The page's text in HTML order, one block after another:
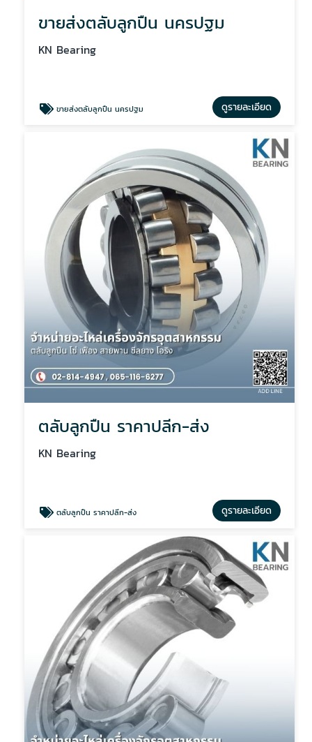
ขายส่งตลับลูกปืน นครปฐม
KN Bearing
ขายส่งตลับลูกปืน นครปฐม ดูรายละเอียด
ตลับลูกปืน ราคาปลีก-ส่ง
KN Bearing
ตลับลูกปืน ราคาปลีก-ส่ง ดูรายละเอียด